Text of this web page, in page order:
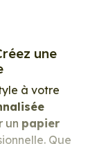
une
à votre
un papier
Que